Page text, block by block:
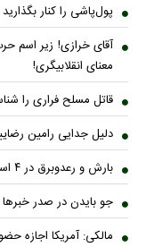
پول‌پاشی را کنار
آقای خرازی! زیر اسم
معنای انقلابیگری!
قاتل مسلح فراری را
دلیل جدایی رامین
بارش و رعدوبرق در ۴ استان ادامه دارد | هشدار هواشناسی تا روز چهارشنبه
جو بایدن در صدر
مالکی: آمریکا اجازه